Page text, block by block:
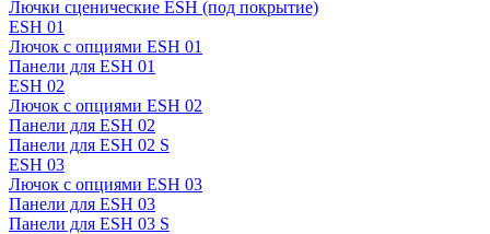
Лючки сценические ESH (под покрытие)
ESH 01
Лючок с опциями ESH 01
Панели для ESH 01
ESH 02
Лючок с опциями ESH 02
Панели для ESH 02
Панели для ESH 02 S
ESH 03
Лючок с опциями ESH 03
Панели для ESH 03
Панели для ESH 03 S